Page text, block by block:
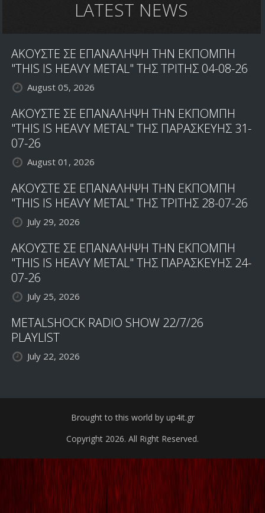
LATEST NEWS
ΑΚΟΥΣΤΕ ΣΕ ΕΠΑΝΑΛΗΨΗ ΤΗΝ ΕΚΠΟΜΠΗ
"THIS IS HEAVY METAL" ΤΗΣ ΤΡΙΤΗΣ 04-08-26
August 05, 2026
ΑΚΟΥΣΤΕ ΣΕ ΕΠΑΝΑΛΗΨΗ ΤΗΝ ΕΚΠΟΜΠΗ
"THIS IS HEAVY METAL" ΤΗΣ ΠΑΡΑΣΚΕΥΗΣ 31-
07-26
August 01, 2026
ΑΚΟΥΣΤΕ ΣΕ ΕΠΑΝΑΛΗΨΗ ΤΗΝ ΕΚΠΟΜΠΗ
"THIS IS HEAVY METAL" ΤΗΣ ΤΡΙΤΗΣ 28-07-26
July 29, 2026
ΑΚΟΥΣΤΕ ΣΕ ΕΠΑΝΑΛΗΨΗ ΤΗΝ ΕΚΠΟΜΠΗ
"THIS IS HEAVY METAL" ΤΗΣ ΠΑΡΑΣΚΕΥΗΣ 24-
07-26
July 25, 2026
METALSHOCK RADIO SHOW 22/7/26
PLAYLIST
July 22, 2026
Brought to this world by up4it.gr
Copyright 2026. All Right Reserved.